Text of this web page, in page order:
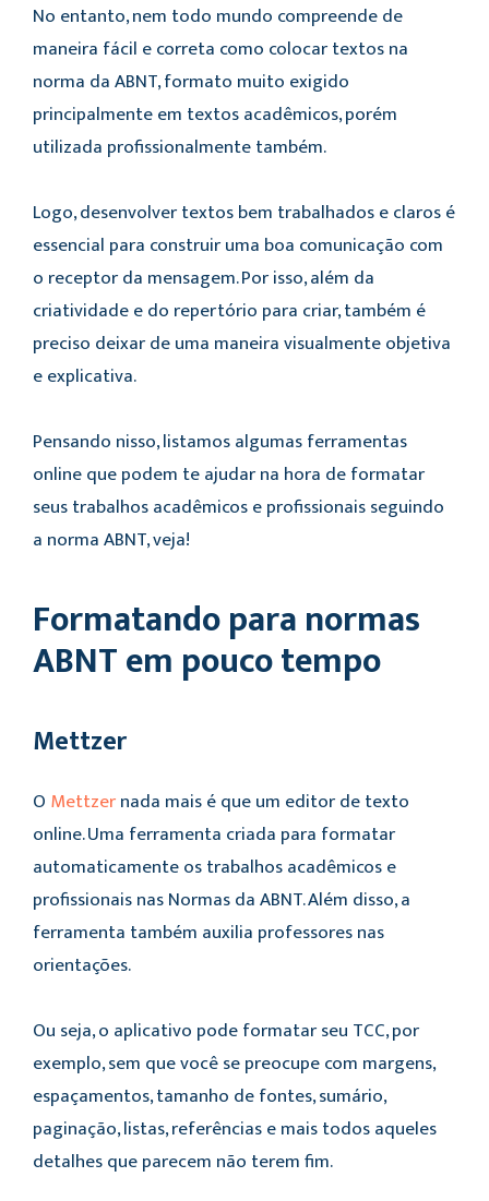
No entanto, nem todo mundo compreende de
maneira fácil e correta como colocar textos na
norma da ABNT, formato muito exigido
principalmente em textos acadêmicos, porém
utilizada profissionalmente também.
Logo, desenvolver textos bem trabalhados e claros é
essencial para construir uma boa comunicação com
o receptor da mensagem. Por isso, além da
criatividade e do repertório para criar, também é
preciso deixar de uma maneira visualmente objetiva
e explicativa.
Pensando nisso, listamos algumas ferramentas
online que podem te ajudar na hora de formatar
seus trabalhos acadêmicos e profissionais seguindo
a norma ABNT, veja!
Formatando para normas
ABNT em pouco tempo
Mettzer
O Mettzernada mais é que um editor de texto
online. Uma ferramenta criada para formatar
automaticamente os trabalhos acadêmicos e
profissionais nas Normas da ABNT. Além disso, a
ferramenta também auxilia professores nas
orientações.
Ou seja, o aplicativo pode formatar seu TCC, por
exemplo, sem que você se preocupe com margens,
espaçamentos, tamanho de fontes, sumário,
paginação, listas, referências e mais todos aqueles
detalhes que parecem não terem fim.